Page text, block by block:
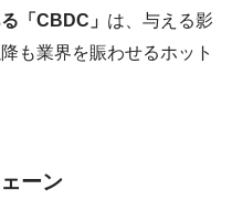
「CBDC」 は、与える影
も業界を賑わせるホット
ーン